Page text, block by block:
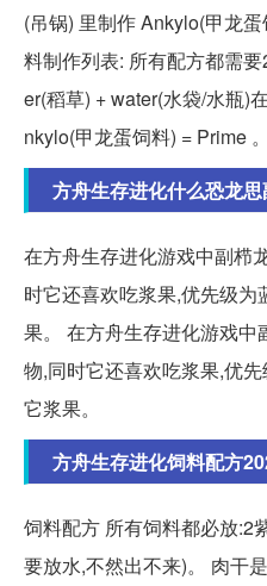
(吊锅) 里制作 Ankylo(甲龙
料制作列表: 所有配方都需
er(稻草) + water(水袋/水瓶)
nkylo(甲龙蛋饲料) = Prime 。
方舟生存进化什么恐龙
在方舟生存进化游戏中副栉
时它还喜欢吃浆果,优先级
果。 在方舟生存进化游戏
物,同时它还喜欢吃浆果,优
它浆果。
方舟生存进化饲料配方
饲料配方 所有饲料都必放:2
要放水,不然出不来)。 肉干